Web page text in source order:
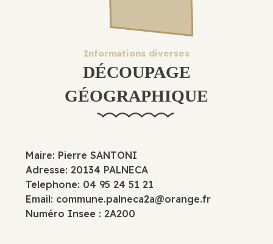
Informations diverses
DÉCOUPAGE
GÉOGRAPHIQUE
Maire: Pierre SANTONI
Adresse: 20134 PALNECA
Telephone: 04 95 24 51 21
Email: commune.palneca2a@orange.fr
Numéro Insee : 2A200